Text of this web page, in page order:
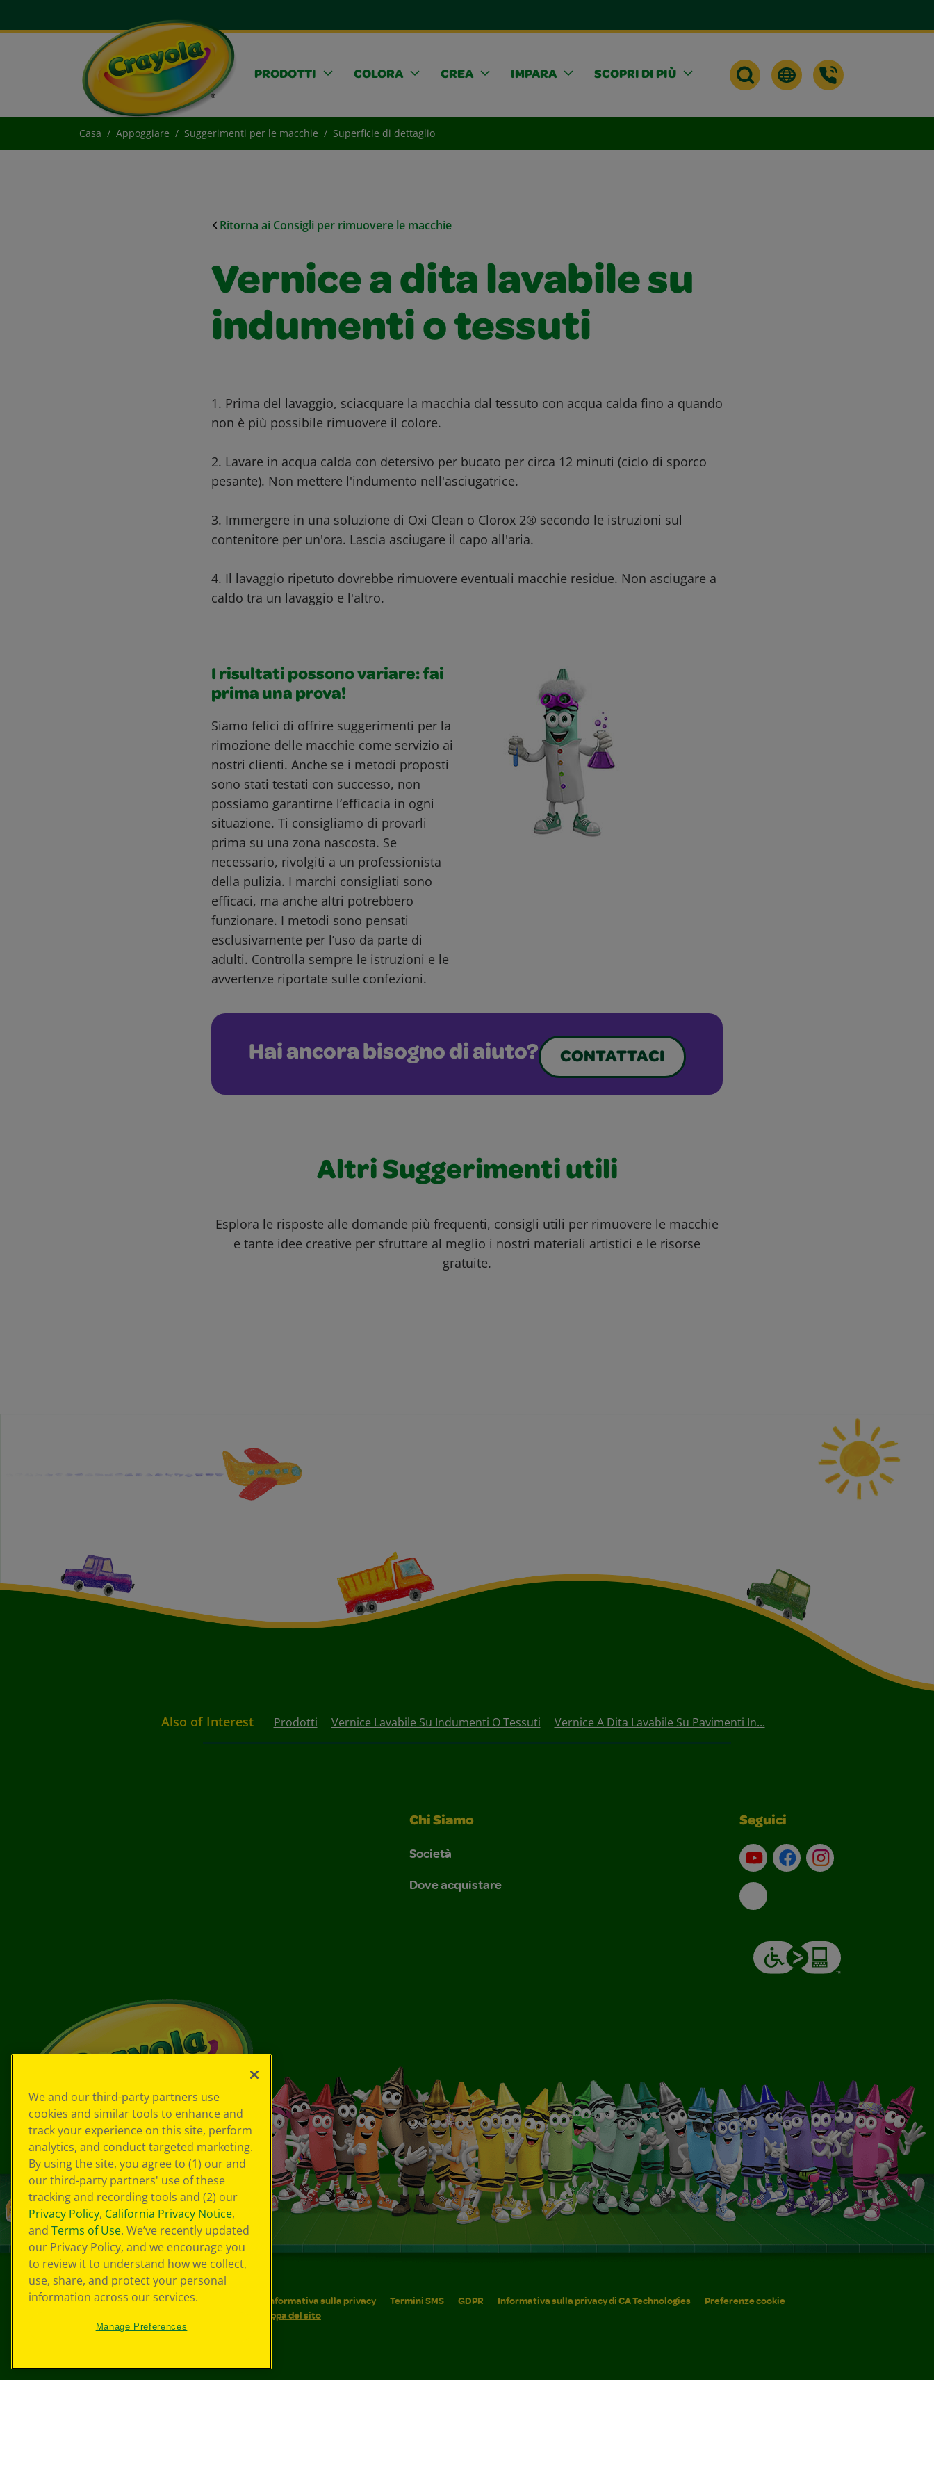
PRODOTTI COLORA CREA IMPARA SCOPRI DI PIÙ
Casa Appoggiare Suggerimenti per le macchie Superficie di dettaglio
Ritorna ai Consigli per rimuovere le macchie
Vernice a dita lavabile su
indumenti o tessuti
1. Prima del lavaggio, sciacquare la macchia dal tessuto con acqua calda fino a quando
non è più possibile rimuovere il colore.
2. Lavare in acqua calda con detersivo per bucato per circa 12 minuti (ciclo di sporco
pesante). Non mettere l'indumento nell'asciugatrice.
3. Immergere in una soluzione di Oxi Clean o Clorox 2® secondo le istruzioni sul
contenitore per un'ora. Lascia asciugare il capo all'aria.
4. Il lavaggio ripetuto dovrebbe rimuovere eventuali macchie residue. Non asciugare a
caldo tra un lavaggio e l'altro.
I risultati possono variare: fai
prima una prova!
Siamo felici di offrire suggerimenti per la
rimozione delle macchie come servizio ai
nostri clienti. Anche se i metodi proposti
sono stati testati con successo, non
possiamo garantirne l’efficacia in ogni
situazione. Ti consigliamo di provarli
prima su una zona nascosta. Se
necessario, rivolgiti a un professionista
della pulizia. I marchi consigliati sono
efficaci, ma anche altri potrebbero
funzionare. I metodi sono pensati
esclusivamente per l’uso da parte di
adulti. Controlla sempre le istruzioni e le
avvertenze riportate sulle confezioni.
Hai ancora bisogno di aiuto? CONTATTACI
Altri Suggerimenti utili
Esplora le risposte alle domande più frequenti, consigli utili per rimuovere le macchie
e tante idee creative per sfruttare al meglio i nostri materiali artistici e le risorse
gratuite.
Also of Interest Prodotti Vernice Lavabile Su Indumenti O Tessuti Vernice A Dita Lavabile Su Pavimenti In...
Chi Siamo
Società
Dove acquistare
Seguici
Su YouTube
ContattiProfilo Instagram
Email
© 2026 Crayola® Tutti i diritti riservati.
Le tue scelte in materia di privacy
Informativa sulla privacy Termini SMS GDPR Informativa sulla privacy di CA Technologies
Preferenze cookie
Mappa del sito
We and our third-party partners use
cookies and similar tools to enhance and
track your experience on this site, perform
analytics, and conduct targeted marketing.
By using the site, you agree to (1) our and
our third-party partners' use of these
tracking and recording tools and (2) our
Privacy Policy, California Privacy Notice,
and Terms of Use. We’ve recently updated
our Privacy Policy, and we encourage you
to review it to understand how we collect,
use, share, and protect your personal
information across our services.
Manage Preferences